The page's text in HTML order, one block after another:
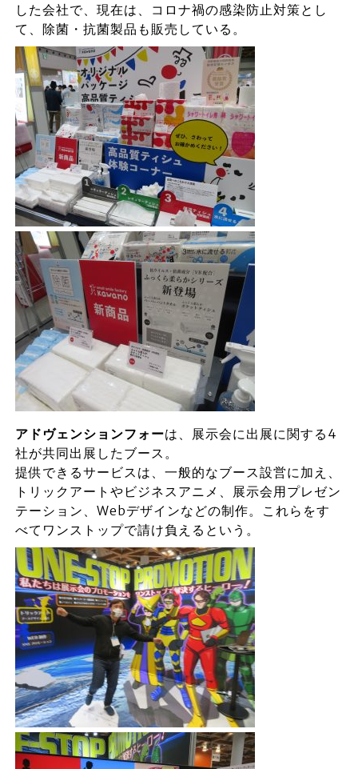
した会社で、現在は、コロナ禍の感染防止対策とし
て、除菌・抗菌製品も販売している。
アドヴェンションフォーは、展示会に出展に関する4
社が共同出展したブース。
提供できるサービスは、一般的なブース設営に加え、
トリックアートやビジネスアニメ、展示会用プレゼン
テーション、Webデザインなどの制作。これらをす
べてワンストップで請け負えるという。